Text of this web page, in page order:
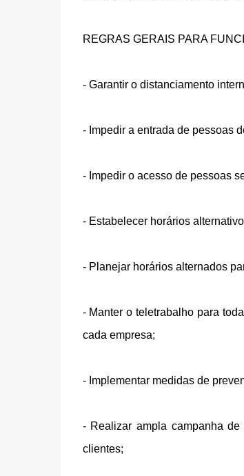
REGRAS GERAIS PARA
- Garantir o distanciamento
- Impedir a entrada de pessoas
- Impedir o acesso de pessoas
- Estabelecer horários
- Planejar horários alternados
- Manter o teletrabalho para
cada empresa;
- Implementar medidas de
- Realizar ampla campanha
clientes;